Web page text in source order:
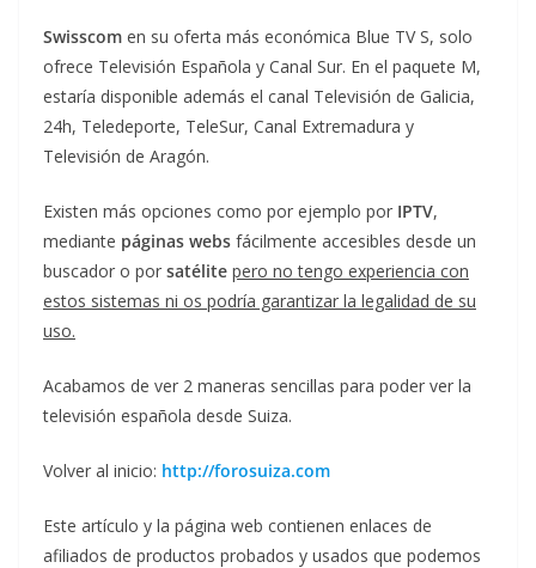
Swisscom en su oferta más económica Blue TV S, solo
ofrece Televisión Española y Canal Sur. En el paquete M,
estaría disponible además el canal Televisión de Galicia,
24h, Teledeporte, TeleSur, Canal Extremadura y
Televisión de Aragón.
Existen más opciones como por ejemplo por IPTV,
mediante páginas webs fácilmente accesibles desde un
buscador o por satélite pero no tengo experiencia con
estos sistemas ni os podría garantizar la legalidad de su
uso.
Acabamos de ver 2 maneras sencillas para poder ver la
televisión española desde Suiza.
Volver al inicio: http://forosuiza.com
Este artículo y la página web contienen enlaces de
afiliados de productos probados y usados que podemos